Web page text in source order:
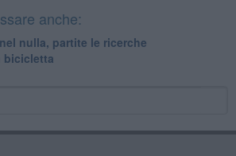
anche:
nulla, partite le ricerche
bicicletta